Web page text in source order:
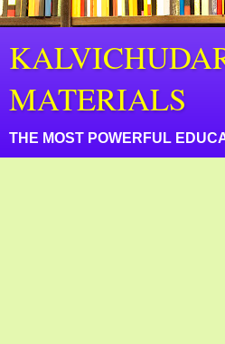
MATERIALS
THE MOST POWERFUL